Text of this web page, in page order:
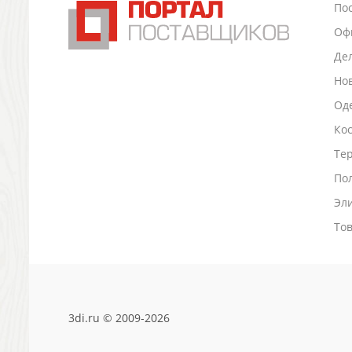
Промо
Антистрессы
Визитницы настольные
3di.ru © 2009-2026